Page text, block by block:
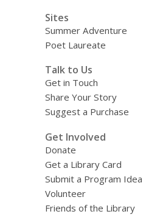
Sites
Summer Adventure
Poet Laureate
Talk to Us
Get in Touch
Share Your Story
Suggest a Purchase
Get Involved
Donate
Get a Library Card
Submit a Program Idea
Volunteer
Friends of the Library